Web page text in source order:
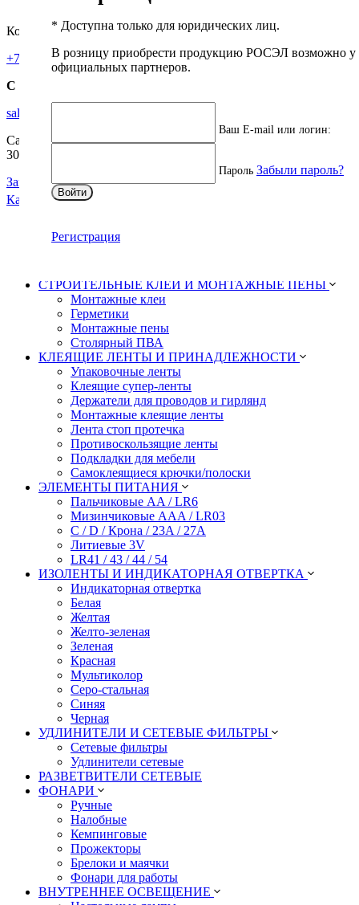
Контактная информация
+7 (812) 320-82-56 8 (800) 333-90-05
С 9:00 до 18:00
sales.shop@rosel.ru
Санкт-Петербург, Петроградская набережная, 36 лит А, оф.
303
Заказать звонок
Каталог
Супер-клеи
СТРОИТЕЛЬНЫЕ КЛЕИ И МОНТАЖНЫЕ ПЕНЫ
Монтажные клеи
Герметики
Монтажные пены
Столярный ПВА
КЛЕЯЩИЕ ЛЕНТЫ И ПРИНАДЛЕЖНОСТИ
Упаковочные ленты
Клеящие супер-ленты
Держатели для проводов и гирлянд
Монтажные клеящие ленты
Лента стоп протечка
Противоскользящие ленты
Подкладки для мебели
Самоклеящиеся крючки/полоски
ЭЛЕМЕНТЫ ПИТАНИЯ
Пальчиковые AA / LR6
Мизинчиковые AAA / LR03
C / D / Крона / 23A / 27A
Литиевые 3V
LR41 / 43 / 44 / 54
ИЗОЛЕНТЫ И ИНДИКАТОРНАЯ ОТВЕРТКА
Индикаторная отвертка
Белая
Желтая
Желто-зеленая
Зеленая
Красная
Мультиколор
Серо-стальная
Синяя
Черная
УДЛИНИТЕЛИ И СЕТЕВЫЕ ФИЛЬТРЫ
Сетевые фильтры
Удлинители сетевые
РАЗВЕТВИТЕЛИ СЕТЕВЫЕ
ФОНАРИ
Ручные
Налобные
Кемпинговые
Прожекторы
Брелоки и маячки
Фонари для работы
ВНУТРЕННЕЕ ОСВЕЩЕНИЕ
* Доступна только для юридических лиц.
В розницу приобрести продукцию РОСЭЛ возможно у
официальных партнеров.
Ваш E-mail или логин:
Пароль Забыли пароль?
Войти
Регистрация